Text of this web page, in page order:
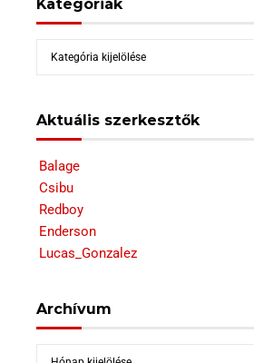
Kategóriák
Kategóriák
Aktuális szerkesztők
Balage
Csibu
Redboy
Enderson
Lucas_Gonzalez
Archívum
Archívum